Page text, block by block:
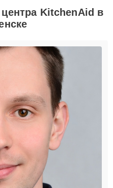
KitchenAid в